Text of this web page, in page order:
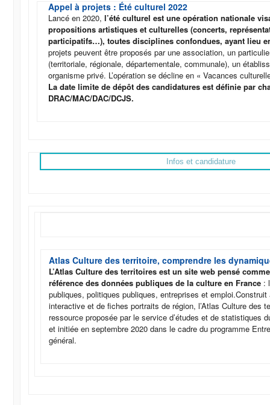
Appel à projets : Été culturel 2022
Lancé en 2020,l’été culturel est une opération nationale
propositions artistiques et culturelles (concerts,
participatifs…), toutes disciplines confondues, ayant lieu
projets peuvent être proposés par une association, un
(territoriale, régionale, départementale, communale), un
organisme privé. L’opération se décline en « Vacances
La date limite de dépôt des candidatures est définie par
DRAC/MAC/DAC/DCJS.
Infos et candidature
Atlas Culture des territoire, comprendre les
L’Atlas Culture des territoires est un site web pensé
référence des données publiques de la culture en France :
publiques, politiques publiques, entreprises et emploi.Construit
interactive et de fiches portraits de région, l’Atlas Culture des
ressource proposée par le service d’études et de statistiques
et initiée en septembre 2020 dans le cadre du programme
général.